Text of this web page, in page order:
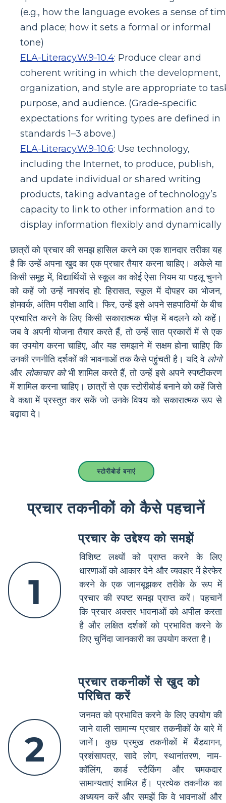
(e.g., how the language evokes a sense of
and place; how it sets a formal or informal
tone)
ELA-Literacy.W.9-10.4: Produce clear and
coherent writing in which the development,
organization, and style are appropriate to
purpose, and audience. (Grade-specific
expectations for writing types are defined in
standards 1–3 above.)
ELA-Literacy.W.9-10.6: Use technology,
including the Internet, to produce, publish,
and update individual or shared writing
products, taking advantage of technology’s
capacity to link to other information and to
display information flexibly and dynamically
छात्रों को प्रचार की समझ हासिल करने का एक शानदार तरीका यह
है कि उन्हें अपना खुद का एक प्रचार तैयार करना चाहिए। अकेले या
किसी समूह में, विद्यार्थियों से स्कूल का कोई ऐसा नियम या पहलू चुनने
को कहें जो उन्हें नापसंद हो: हिरासत, स्कूल में दोपहर का भोजन,
होमवर्क, अंतिम परीक्षा आदि। फिर, उन्हें इसे अपने सहपाठियों के बीच
प्रचारित करने के लिए किसी सकारात्मक चीज़ में बदलने को कहें।
जब वे अपनी योजना तैयार करते हैं, तो उन्हें सात प्रकारों में से एक
का उपयोग करना चाहिए, और यह समझाने में सक्षम होना चाहिए कि
उनकी रणनीति दर्शकों की भावनाओं तक कैसे पहुंचती है। यदि वे लोगो
और लोकाचार कोभी शामिल करते हैं, तो उन्हें इसे अपने स्पष्टीकरण
में शामिल करना चाहिए। छात्रों से एक स्टोरीबोर्ड बनाने को कहें जिसे
वे कक्षा में प्रस्तुत कर सकें जो उनके विषय को सकारात्मक रूप से
बढ़ावा दे।
स्टोरीबोर्ड बनाएं
प्रचार तकनीकों को कैसे पहचानें
1
प्रचार के उद्देश्य को समझें
विशिष्ट लक्ष्यों को प्राप्त करने के लिए
धारणाओं को आकार देने और व्यवहार में हेरफेर
करने के एक जानबूझकर तरीके के रूप में
प्रचार की स्पष्ट समझ प्राप्त करें। पहचानें
कि प्रचार अक्सर भावनाओं को अपील करता
है और लक्षित दर्शकों को प्रभावित करने के
लिए चुनिंदा जानकारी का उपयोग करता है।
2
प्रचार तकनीकों से खुद को
परिचित करें
जनमत को प्रभावित करने के लिए उपयोग की
जाने वाली सामान्य प्रचार तकनीकों के बारे में
जानें। कुछ प्रमुख तकनीकों में बैंडवागन,
प्रशंसापत्र, सादे लोग, स्थानांतरण, नाम-
कॉलिंग, कार्ड स्टैकिंग और चमकदार
सामान्यताएं शामिल हैं। प्रत्येक तकनीक का
अध्ययन करें और समझें कि वे भावनाओं और